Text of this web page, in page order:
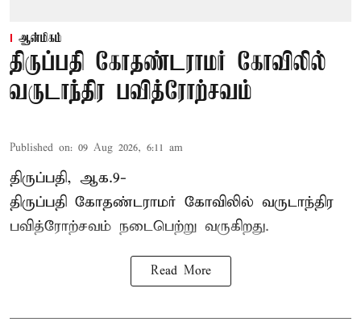
ஆன்மிகம்
திருப்பதி கோதண்டராமர் கோவிலில்
வருடாந்திர பவித்ரோற்சவம்
Published on: 09 Aug 2026, 6:11 am
திருப்பதி, ஆக.9-
திருப்பதி கோதண்டராமர் கோவிலில் வருடாந்திர
பவித்ரோற்சவம் நடைபெற்று வருகிறது.
Read More